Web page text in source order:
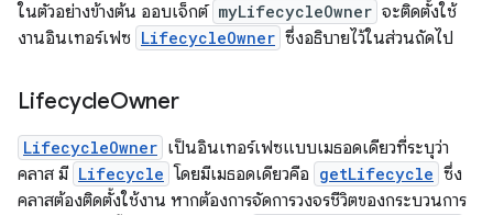
ในตัวอย่างข้างต้น ออบเจ็กต์ myLifecycleOwner จะติดตั้งใช้
งานอินเทอร์เฟซ LifecycleOwner ซึ่งอธิบายไว้ในส่วนถัดไป
LifecycleOwner
LifecycleOwner เป็นอินเทอร์เฟซแบบเมธอดเดียวที่ระบุว่า
คลาส มี Lifecycle โดยมีเมธอดเดียวคือ getLifecycle ซึ่ง
คลาสต้องติดตั้งใช้งาน หากต้องการจัดการวงจรชีวิตของกระบวนการ